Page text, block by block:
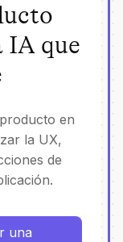
IA que
en
la UX,
de
una